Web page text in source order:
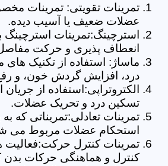
تمرینات تقویتی: تمرینات
عضلات ضعیف یا آسیب دیده.
استرچینگ:تمرینات استرچینگ
انعطاف پذیری و حرکت
ماساژ: استفاده از تکنیک
درد، افزایش گردش خون، و
الکتروتراپی:استفاده از جریان
تسکین درد و تحریک عضلات.
تمرینات تعادلی:تمریناتی که به
استحکام عضلات مربوط می
تمرینات کنترل حرکت:فعالیت
کنترل و هماهنگی حرکات